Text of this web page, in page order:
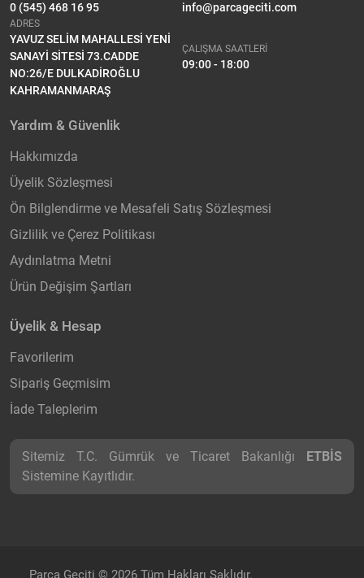
0 (545) 468 16 95 info@parcageciti.com
ADRES
YAVUZ SELİM MAHALLESİ YENİ
SANAYİ SİTESİ 73.CADDE
NO:26/E DULKADİROĞLU
KAHRAMANMARAŞ
ÇALIŞMA SAATLERİ
09:00 - 18:00
Yardım & Güvenlik
Hakkımızda
Üyelik Sözleşmesi
Ön Bilglendirme ve Mesafeli Satış Sözleşmesi
Gizlilik ve Çerez Politikası
Aydınlatma Metni
Ürün Değişim Şartları
Üyelik & Hesap
Favorilerim
Sipariş Geçmisim
İade Taleplerim
Sitemiz T.C. Gümrük ve Ticaret Bakanlığı ETBİS
Sistemine Kayıtlıdır.
Parça Geçiti © 2026 Tüm Hakları Saklıdır.